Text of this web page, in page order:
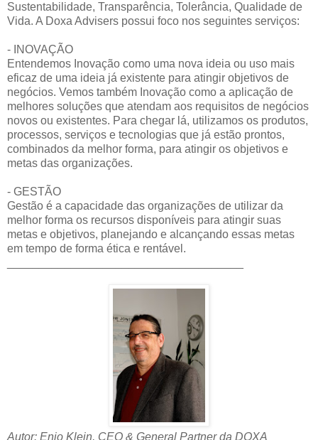
Sustentabilidade, Transparência, Tolerância, Qualidade de
Vida. A Doxa Advisers possui foco nos seguintes serviços:
- INOVAÇÃO
Entendemos Inovação como uma nova ideia ou uso mais
eficaz de uma ideia já existente para atingir objetivos de
negócios. Vemos também Inovação como a aplicação de
melhores soluções que atendam aos requisitos de negócios
novos ou existentes. Para chegar lá, utilizamos os produtos,
processos, serviços e tecnologias que já estão prontos,
combinados da melhor forma, para atingir os objetivos e
metas das organizações.
- GESTÃO
Gestão é a capacidade das organizações de utilizar da
melhor forma os recursos disponíveis para atingir suas
metas e objetivos, planejando e alcançando essas metas
em tempo de forma ética e rentável.
Autor: Enio Klein, CEO & General Partner da DOXA